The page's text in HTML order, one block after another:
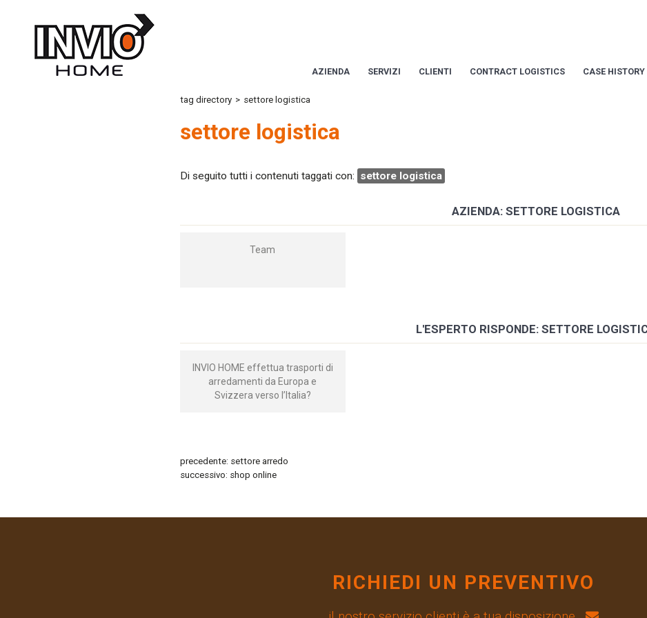
AZIENDA SERVIZI CLIENTI CONTRACT LOGISTICS CASE HISTORY
tag directory > settore logistica
settore logistica
Di seguito tutti i contenuti taggati con: settore logistica
AZIENDA: SETTORE LOGISTICA
Team
L'ESPERTO RISPONDE: SETTORE
INVIO HOME effettua trasporti di
arredamenti da Europa e
Svizzera verso l’Italia?
precedente: settore arredo
successivo: shop online
RICHIEDI UN PREVENTIVO